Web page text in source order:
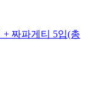
+ 짜파게티 5입(총